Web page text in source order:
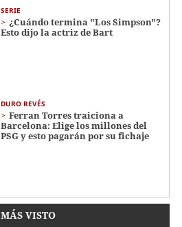
SERIE
¿Cuándo termina "Los Simpson"?
Esto dijo la actriz de Bart
DURO REVÉS
Ferran Torres traiciona a
Barcelona: Elige los millones del
PSG y esto pagarán por su fichaje
MÁS VISTO